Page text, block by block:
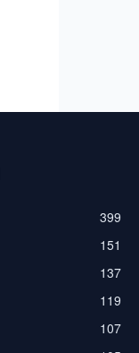
399
151
137
119
107